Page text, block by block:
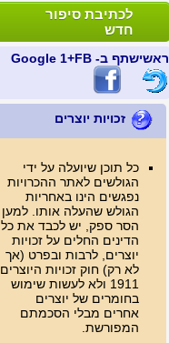
לכתיבת סיפור
חדש
ראשישתף ב- FB +1 Google
זכויות יוצרים
כל תוכן שיועלה על ידי
הגולשים לאתר ההכרויות
נפגשים הינו באחריות
הגולש שהעלה אותו. למען
הסר ספק, יש לכבד את כל
הדינים החלים על זכויות
יוצרים, לרבות ובפרט (אך
לא רק) חוק זכויות היוצרים
1911 ולא לעשות שימוש
בחומרים של יוצרים
אחרים מבלי הסכמתם
המפורשת.